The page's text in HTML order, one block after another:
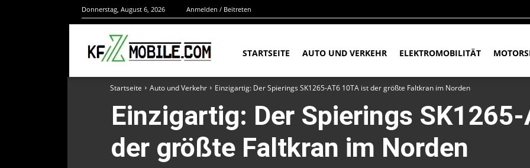
Donnerstag, August 6, 2026 Anmelden / Beitreten
STARTSEITE AUTO UND VERKEHR ELEKTROMOBILITÄT
Startseite Auto und Verkehr Einzigartig: Der Spierings SK1265-AT6 10TA ist der größte Faltkran im Norden
Einzigartig: Der Spierings
der größte Faltkran im Norden